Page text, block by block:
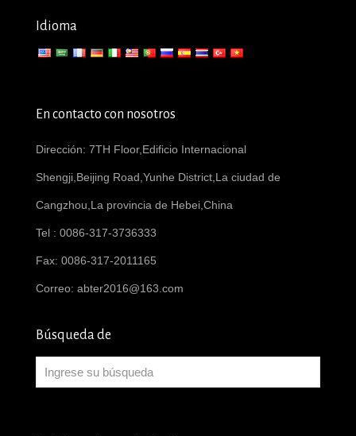
Idioma
En contacto con nosotros
Dirección: 7TH Floor,Edificio Internacional
Shengji,Beijing Road,Yunhe District,La ciudad de
Cangzhou,La provincia de Hebei,China
Tel : 0086-317-3736333
Fax: 0086-317-2011165
Correo: abter2016@163.com
Búsqueda de